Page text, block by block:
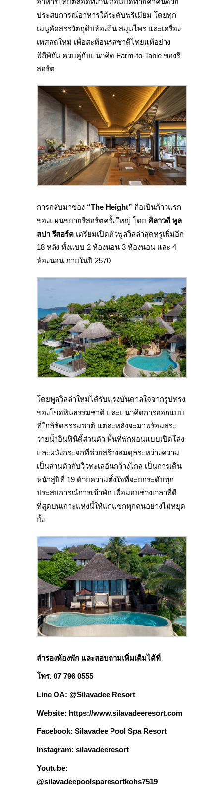
อาหารไทยตลอดทั้งวัน ก่อนปิดท้ายค่ำคืนด้วย
ประสบการณ์อาหารใต้ระดับพรีเมียม โดยทุก
เมนูคัดสรรวัตถุดิบท้องถิ่น สมุนไพร และเครื่อง
เทศสดใหม่ เพื่อสะท้อนรสชาติไทยแท้อย่าง
พิถีพิถัน ควบคู่กับแนวคิด Farm-to-Table ของรี
สอร์ต
การกลับมาของ “The Height” ถือเป็นก้าวแรก
ของแผนขยายรีสอร์ตครั้งใหญ่ โดย ศิลาวดี พูล
สปา รีสอร์ต เตรียมเปิดตัวพูลวิลล่าสุดหรูเพิ่มอีก
18 หลัง ทั้งแบบ 2 ห้องนอน 3 ห้องนอน และ 4
ห้องนอน ภายในปี 2570
โดยพูลวิลล่าใหม่ได้รับแรงบันดาลใจจากรูปทรง
ของโขดหินธรรมชาติ และแนวคิดการออกแบบ
ที่ใกล้ชิดธรรมชาติ แต่ละหลังจะมาพร้อมสระ
ว่ายน้ำอินฟินิตี้ส่วนตัว พื้นที่พักผ่อนแบบเปิดโล่ง
และผนังกระจกที่ช่วยสร้างสมดุลระหว่างความ
เป็นส่วนตัวกับวิวทะเลอันกว้างไกล เป็นการเดิน
หน้าสู่ปีที่ 19 ด้วยความตั้งใจที่จะยกระดับทุก
ประสบการณ์การเข้าพัก เพื่อมอบช่วงเวลาที่ดี
ที่สุดบนเกาะแห่งนี้ให้แก่แขกทุกคนอย่างไม่หยุด
ยั้ง
สำรองห้องพัก และสอบถามเพิ่มเติมได้ที่
โทร. 07 796 0555
Line OA: @Silavadee Resort
Website: https://www.silavadeeresort.com
Facebook: Silavadee Pool Spa Resort
Instagram: silavadeeresort
Youtube:
@silavadeepoolsparesortkohs7519